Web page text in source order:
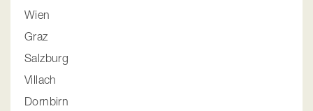
Wien
Graz
Salzburg
Villach
Dornbirn